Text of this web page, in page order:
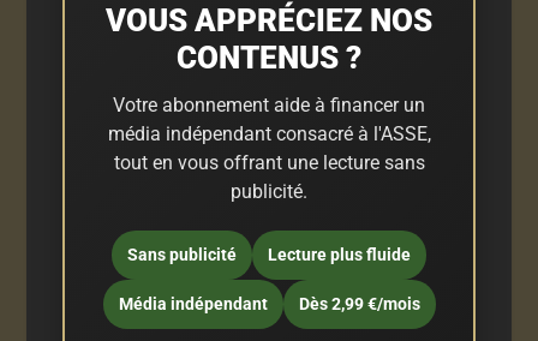
VOUS APPRÉCIEZ NOS
CONTENUS ?
Votre abonnement aide à financer un
média indépendant consacré à l'ASSE,
tout en vous offrant une lecture sans
publicité.
Sans publicité Lecture plus fluide
Média indépendant Dès 2,99 €/mois